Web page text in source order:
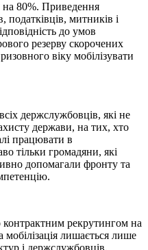
на 80%. Приведення
податківців, митників і
до умов
резерву скорочених
віку мобілізувати
держслужбовців, які не
держави, на тих, хто
працювати в
тільки громадяни, які
допомагали фронту та
контрактним рекрутингом на
мобілізація лишається лише